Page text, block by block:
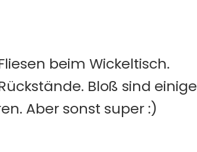
beim Wickeltisch.
Bloß sind einige
Aber sonst super :)